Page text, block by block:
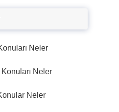
Neler
Konuları Neler
Neler